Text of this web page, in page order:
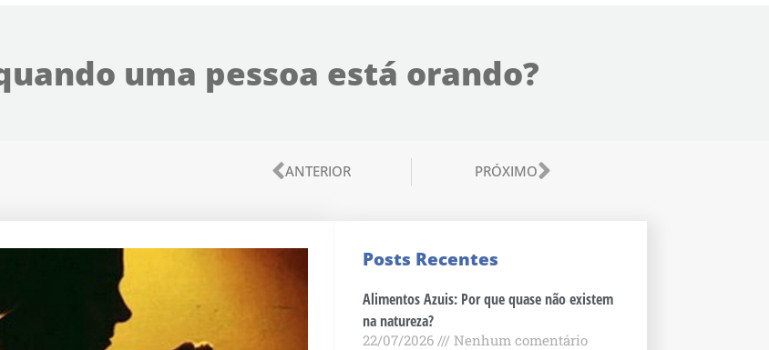
uma pessoa está orando?
Anterior
ANTERIOR PRÓXIMOPróximo
Posts Recentes
Alimentos Azuis: Por que quase não existem
na natureza?
22/07/2026 Nenhum comentário